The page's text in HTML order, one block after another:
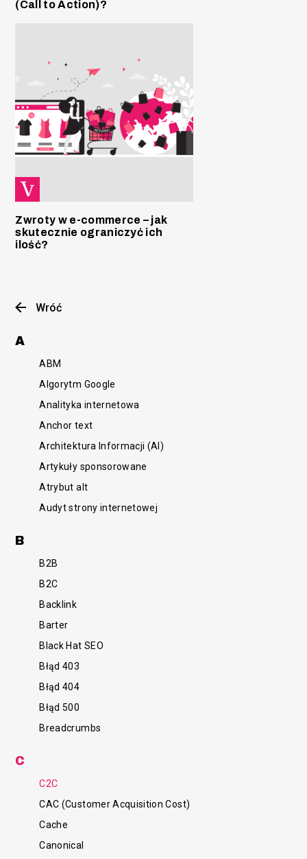
Wróć
A
ABM
Algorytm Google
Analityka internetowa
Anchor text
Architektura Informacji (AI)
Artykuły sponsorowane
Atrybut alt
Audyt strony internetowej
B
B2B
B2C
Backlink
Barter
Black Hat SEO
Błąd 403
Błąd 404
Błąd 500
Breadcrumbs
C
C2C
CAC (Customer Acquisition Cost)
Cache
Canonical
(Call to Action)?
Zwroty w e-commerce – jak
skutecznie ograniczyć ich
ilość?